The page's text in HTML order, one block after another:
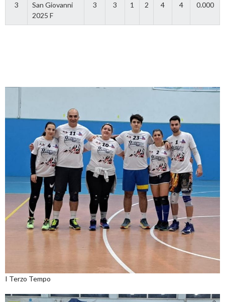
3
San Giovanni
2025 F
3 3 1 2 4 4 0.000
I Terzo Tempo